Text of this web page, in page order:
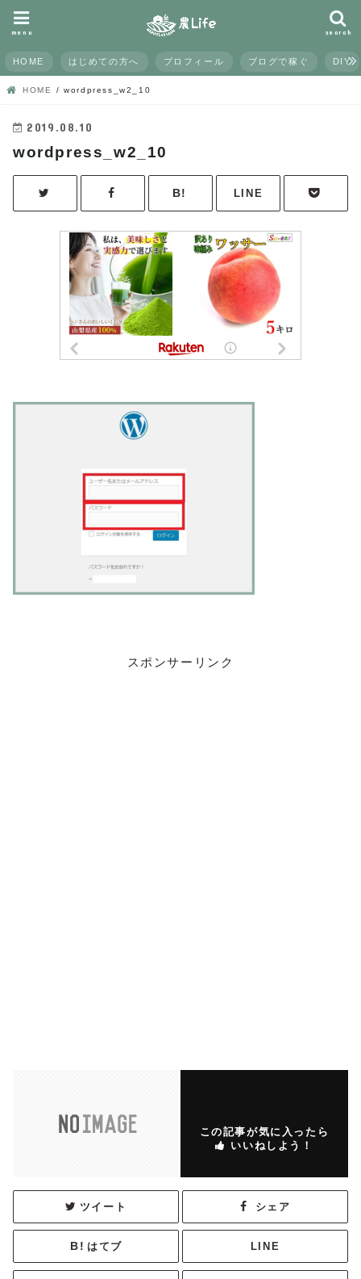
search
menu
HOME はじめての方へ プロフィール ブログで稼ぐ DIY
HOME wordpress_w2_10
2019.08.10
wordpress_w2_10
LINE
スポンサーリンク
この記事が気に入ったら
いいねしよう！
ツイート シェア
はてブ LINE